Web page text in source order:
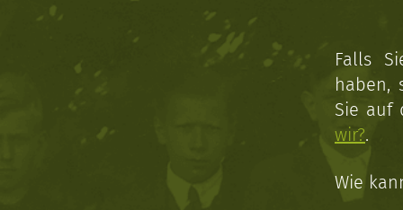
Falls
haben,
Sie auf
wir?.
Wie